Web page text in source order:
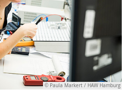
© Paula Markert / HAW Hamburg